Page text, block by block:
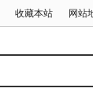
收藏本站 网站